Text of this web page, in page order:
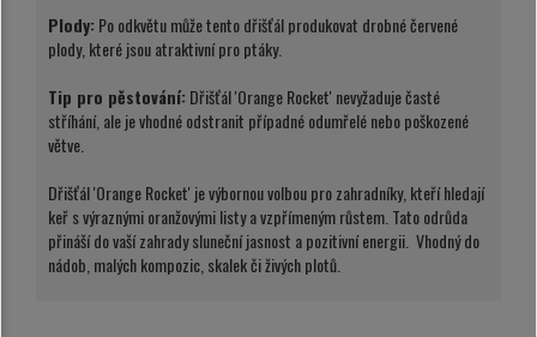
Plody:Po odkvětu může tento dřišťál produkovat drobné červené
plody, které jsou atraktivní pro ptáky.
Tip pro pěstování:Dřišťál 'Orange Rocket' nevyžaduje časté
stříhání, ale je vhodné odstranit případné odumřelé nebo poškozené
větve.
Dřišťál 'Orange Rocket' je výbornou volbou pro zahradníky, kteří hledají
keř s výraznými oranžovými listy a vzpřímeným růstem. Tato odrůda
přináší do vaší zahrady sluneční jasnost a pozitivní energii. Vhodný do
nádob, malých kompozic, skalek či živých plotů.